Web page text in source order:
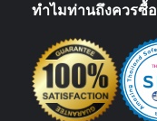
ทำไมท่านถึงควรซื้อ